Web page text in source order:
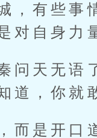
，有些事
对自身力
天无语
道，你就
是开口